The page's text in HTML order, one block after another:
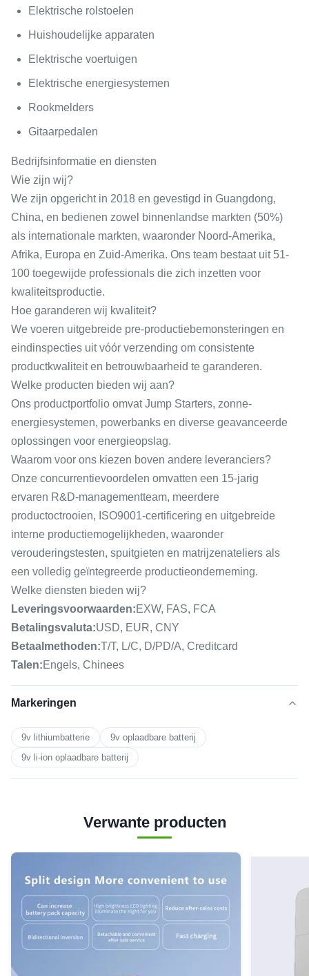
Elektrische rolstoelen
Huishoudelijke apparaten
Elektrische voertuigen
Elektrische energiesystemen
Rookmelders
Gitaarpedalen
Bedrijfsinformatie en diensten
Wie zijn wij?
We zijn opgericht in 2018 en gevestigd in Guangdong,
China, en bedienen zowel binnenlandse markten (50%)
als internationale markten, waaronder Noord-Amerika,
Afrika, Europa en Zuid-Amerika. Ons team bestaat uit 51-
100 toegewijde professionals die zich inzetten voor
kwaliteitsproductie.
Hoe garanderen wij kwaliteit?
We voeren uitgebreide pre-productiebemonsteringen en
eindinspecties uit vóór verzending om consistente
productkwaliteit en betrouwbaarheid te garanderen.
Welke producten bieden wij aan?
Ons productportfolio omvat Jump Starters, zonne-
energiesystemen, powerbanks en diverse geavanceerde
oplossingen voor energieopslag.
Waarom voor ons kiezen boven andere leveranciers?
Onze concurrentievoordelen omvatten een 15-jarig
ervaren R&D-managementteam, meerdere
productoctrooien, ISO9001-certificering en uitgebreide
interne productiemogelijkheden, waaronder
verouderingstesten, spuitgieten en matrijzenateliers als
een volledig geïntegreerde productieonderneming.
Welke diensten bieden wij?
Leveringsvoorwaarden:EXW, FAS, FCA
Betalingsvaluta:USD, EUR, CNY
Betaalmethoden:T/T, L/C, D/PD/A, Creditcard
Talen:Engels, Chinees
Markeringen
9v lithiumbatterie
9v oplaadbare batterij
9v li-ion oplaadbare batterij
Verwante producten